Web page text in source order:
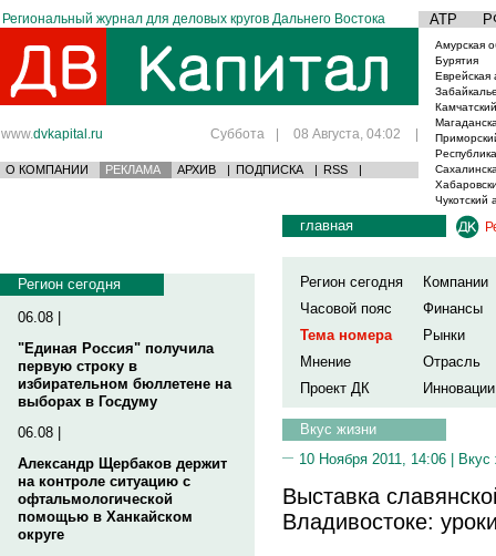
Региональный журнал для деловых кругов Дальнего Востока АТР
www.dvkapital.ru Суббота | 08 Августа, 04:02 |
О КОМПАНИИ РЕКЛАМА АРХИВ | ПОДПИСКА | RSS |
Амурская
Бурятия
Еврейская
Чукотский
Регион сегодня
06.08 |
"Единая Россия" получила
первую строку в
избирательном бюллетене на
выборах в Госдуму
06.08 |
Александр Щербаков держит
на контроле ситуацию с
офтальмологической
помощью в Ханкайском
округе
главная
Регион сегодня
Компании
Часовой пояс
Финансы
Тема номера
Рынки
Мнение
Отрасль
Проект ДК
Инновации
Вкус жизни
10 Ноября 2011, 14:06 | Вкус
Выставка
Владивостоке: